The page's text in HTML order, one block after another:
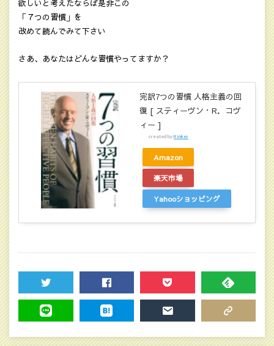
欲しいと考えたならば是非この
「７つの習慣」を
改めて読んでみて下さい
さあ、あなたはどんな習慣やってますか？
完訳7つの習慣 人格主義の回
復 [ スティーヴン・R．コヴ
ィー ]
created byRinker
Amazon
楽天市場
Yahooショッピング
TWEET SHARE POCKET FEEDLY